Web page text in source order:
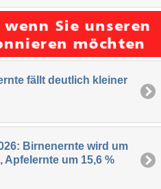
fällt deutlich kleiner
Birnenernte wird um
Apfelernte um 15,6 %